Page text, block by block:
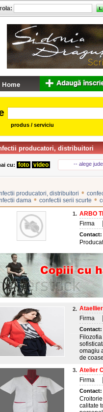
produs / serviciu
producatori, distribuitori
cu: foto video -- alege
producatori, distribuitori •
dama • confectii serii scurte •
1. ARBO
Firma
Contact:
2.
Firma
Contact:
omagiu
de
3. Atelier
Firma
Contact:
calitate